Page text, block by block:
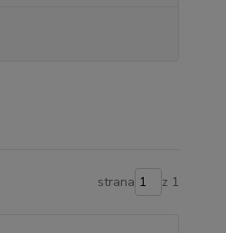
strana z 1